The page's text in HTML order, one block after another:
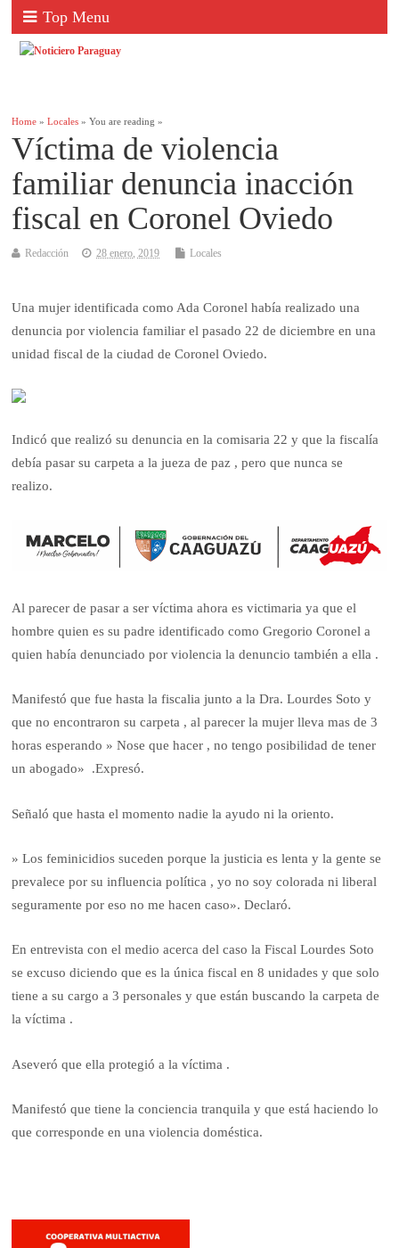
Top Menu
Home »Locales » You are reading »
Víctima de violencia
familiar denuncia inacción
fiscal en Coronel Oviedo
Redacción 28 enero, 2019 Locales
Una mujer identificada como Ada Coronel había realizado una
denuncia por violencia familiar el pasado 22 de diciembre en una
unidad fiscal de la ciudad de Coronel Oviedo.
Indicó que realizó su denuncia en la comisaria 22 y que la fiscalía
debía pasar su carpeta a la jueza de paz , pero que nunca se
realizo.
Al parecer de pasar a ser víctima ahora es victimaria ya que el
hombre quien es su padre identificado como Gregorio Coronel a
quien había denunciado por violencia la denuncio también a ella .
Manifestó que fue hasta la fiscalia junto a la Dra. Lourdes Soto y
que no encontraron su carpeta , al parecer la mujer lleva mas de 3
horas esperando » Nose que hacer , no tengo posibilidad de tener
un abogado» .Expresó.
Señaló que hasta el momento nadie la ayudo ni la oriento.
» Los feminicidios suceden porque la justicia es lenta y la gente se
prevalece por su influencia política , yo no soy colorada ni liberal
seguramente por eso no me hacen caso». Declaró.
En entrevista con el medio acerca del caso la Fiscal Lourdes Soto
se excuso diciendo que es la única fiscal en 8 unidades y que solo
tiene a su cargo a 3 personales y que están buscando la carpeta de
la víctima .
Aseveró que ella protegió a la víctima .
Manifestó que tiene la conciencia tranquila y que está haciendo lo
que corresponde en una violencia doméstica.